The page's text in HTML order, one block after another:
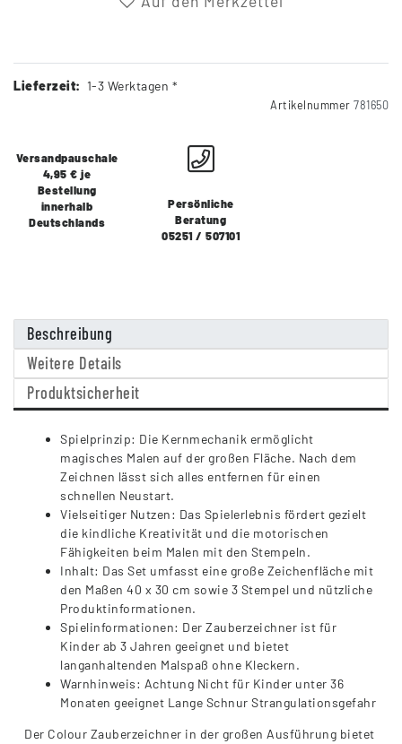
Lieferzeit: 1-3 Werktagen *
Artikelnummer 781650
Versandpauschale
4,95 € je
Bestellung
innerhalb
Deutschlands
Persönliche
Beratung
05251 / 507101
Beschreibung
Weitere Details
Produktsicherheit
Spielprinzip: Die Kernmechanik ermöglicht
magisches Malen auf der großen Fläche. Nach dem
Zeichnen lässt sich alles entfernen für einen
schnellen Neustart.
Vielseitiger Nutzen: Das Spielerlebnis fördert gezielt
die kindliche Kreativität und die motorischen
Fähigkeiten beim Malen mit den Stempeln.
Inhalt: Das Set umfasst eine große Zeichenfläche mit
den Maßen 40 x 30 cm sowie 3 Stempel und nützliche
Produktinformationen.
Spielinformationen: Der Zauberzeichner ist für
Kinder ab 3 Jahren geeignet und bietet
langanhaltenden Malspaß ohne Kleckern.
Warnhinweis: Achtung Nicht für Kinder unter 36
Monaten geeignet Lange Schnur Strangulationsgefahr
Der Colour Zauberzeichner in der großen Ausführung bietet